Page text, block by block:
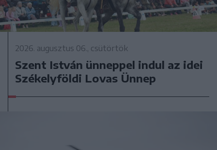
2026. augusztus 06., csütörtök
Szent István ünneppel indul az idei
Székelyföldi Lovas Ünnep